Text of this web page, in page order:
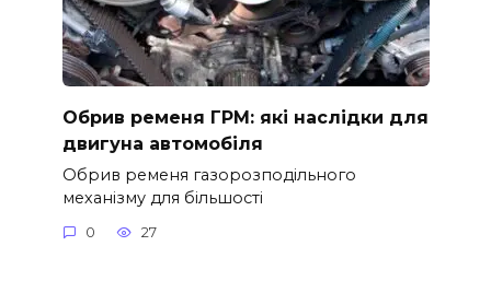
Обрив ременя ГРМ: які наслідки для
двигуна автомобіля
Обрив ременя газорозподільного
механізму для більшості
0 27